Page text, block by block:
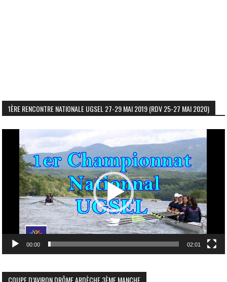
1ÈRE RENCONTRE NATIONALE UGSEL 27-29 MAI 2019 (RDV 25-27 MAI 2020)
vidéo
00:00 02:01
COUPE D’AVIRON DRÔME ARDÈCHE 3ÈME MANCHE